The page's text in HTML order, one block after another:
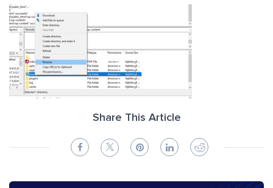
Share This Article